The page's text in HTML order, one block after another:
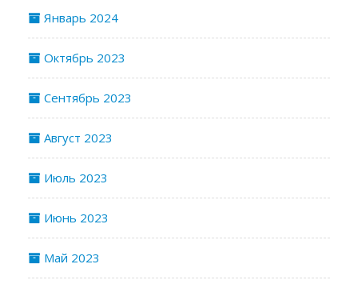
Январь 2024
Октябрь 2023
Сентябрь 2023
Август 2023
Июль 2023
Июнь 2023
Май 2023